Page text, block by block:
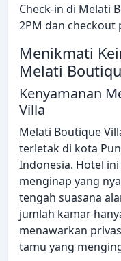
Check-in di Melati
2PM dan checkout
Menikmati
Melati
Kenyamanan
Villa
Melati Boutique
terletak di kota
Indonesia. Hotel
menginap yang
tengah suasana
jumlah kamar
menawarkan
tamu yang